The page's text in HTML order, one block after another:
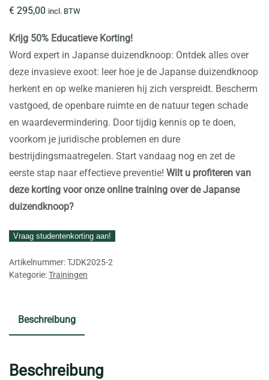
€ 295,00 incl. BTW
Krijg 50% Educatieve Korting!
Word expert in Japanse duizendknoop: Ontdek alles over
deze invasieve exoot: leer hoe je de Japanse duizendknoop
herkent en op welke manieren hij zich verspreidt. Bescherm
vastgoed, de openbare ruimte en de natuur tegen schade
en waardevermindering. Door tijdig kennis op te doen,
voorkom je juridische problemen en dure
bestrijdingsmaatregelen. Start vandaag nog en zet de
eerste stap naar effectieve preventie! Wilt u profiteren van
deze korting voor onze online training over de Japanse
duizendknoop?
Vraag studentenkorting aan!
Artikelnummer:TJDK2025-2
Kategorie:Trainingen
Beschreibung
Beschreibung